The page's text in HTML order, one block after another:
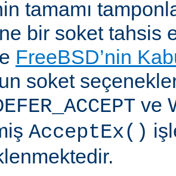
tamamı
bir soket tahsis
FreeBSD’nin
soket
ve
AcceptEx()